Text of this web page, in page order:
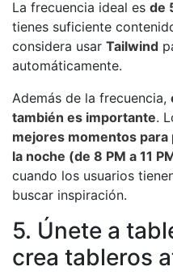
La frecuencia ideal es de
tienes suficiente
considera usar Tailwind
automáticamente.
Además de la frecuencia,
también es importante.
mejores momentos
la noche (de 8 PM a 11
cuando los usuarios
buscar inspiración.
5. Únete a
crea tableros